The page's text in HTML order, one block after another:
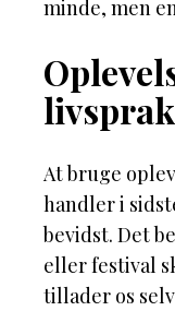
minde, men
At bruge
handler i
bevidst. Det
eller festival
tillader os